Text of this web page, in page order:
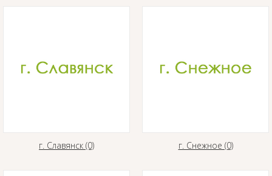
г. Славянск (0) г. Снежное (0)